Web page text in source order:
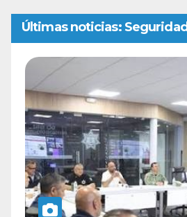
Últimas noticias: Seguridad